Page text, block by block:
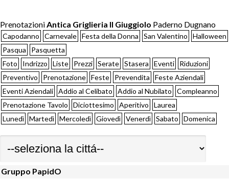
Prenotazioni Antica Griglieria Il Giuggiolo Paderno Dugnano
Capodanno Carnevale Festa della Donna San Valentino
Halloween
Pasqua
Pasquetta
Foto
Indrizzo Liste Prezzi Serate Stasera Eventi
Riduzioni
Preventivo
Prenotazione Feste Prevendita
Feste Aziendali
Eventi Aziendali Addio al Celibato Addio al Nubilato
Compleanno
Prenotazione Tavolo
Diciottesimo Aperitivo
Laurea
Lunedì Martedì Mercoledì Giovedì Venerdì Sabato Domenica
Gruppo PapidO